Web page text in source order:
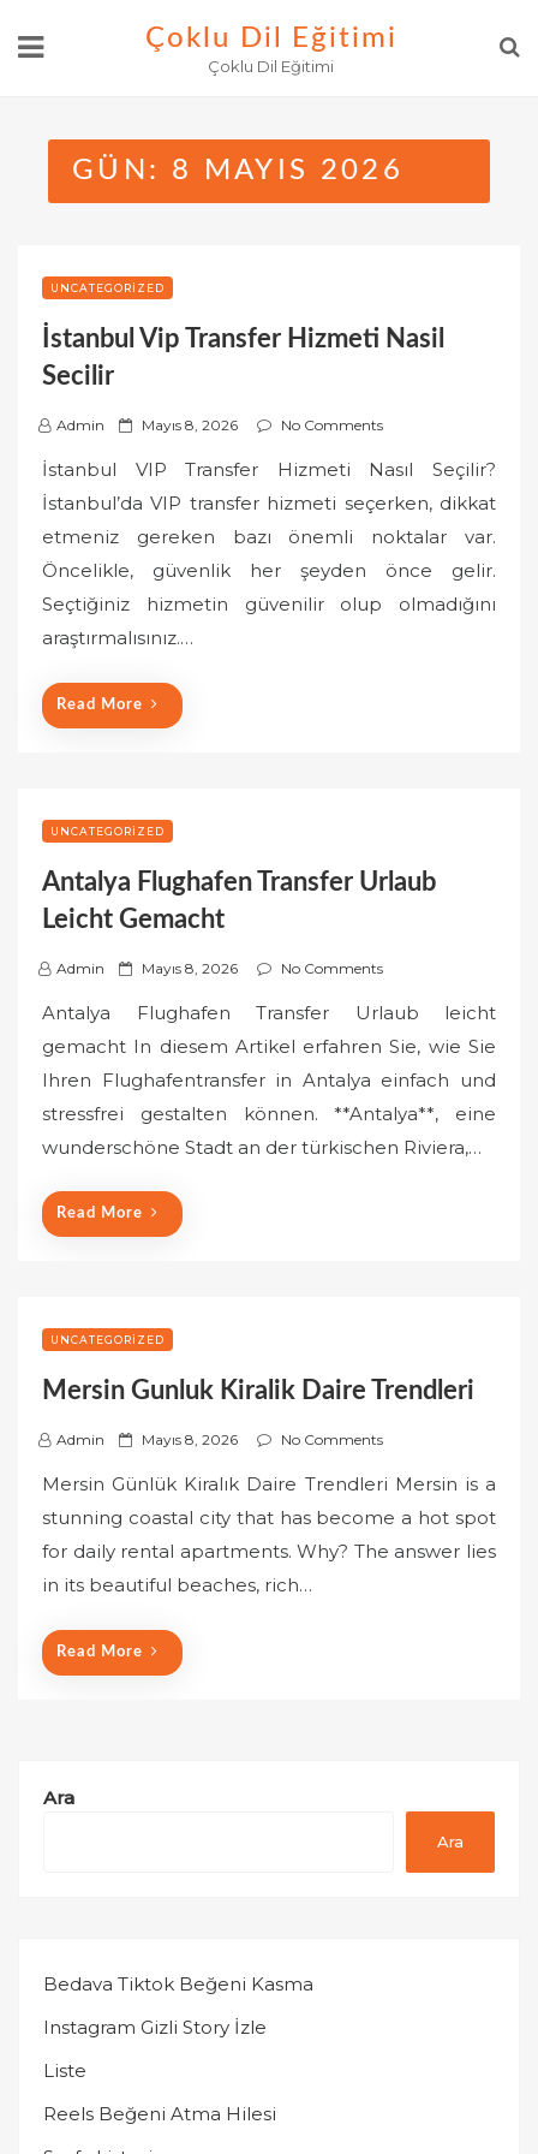
Çoklu Dil Eğitimi
Çoklu Dil Eğitimi
GÜN: 8 MAYIS 2026
UNCATEGORIZED
İstanbul Vip Transfer Hizmeti Nasil
Secilir
Admin
P
t
Mayıs 8, 2026 No Comments
İstanbul VIP Transfer Hizmeti Nasıl Seçilir?
İstanbul’da VIP transfer hizmeti seçerken, dikkat
etmeniz gereken bazı önemli noktalar var.
Öncelikle, güvenlik her şeyden önce gelir.
Seçtiğiniz hizmetin güvenilir olup olmadığını
araştırmalısınız.…
Read More
UNCATEGORIZED
Antalya Flughafen Transfer Urlaub
Leicht Gemacht
Admin
P
t
e
o
Mayıs 8, 2026 No Comments
Antalya Flughafen Transfer Urlaub leicht
gemacht In diesem Artikel erfahren Sie, wie Sie
Ihren Flughafentransfer in Antalya einfach und
stressfrei gestalten können. **Antalya**, eine
wunderschöne Stadt an der türkischen Riviera,…
Read More
UNCATEGORIZED
Mersin Gunluk Kiralik Daire Trendleri
Admin
P
s
t
e
d
Mayıs 8, 2026 No Comments
Mersin Günlük Kiralık Daire Trendleri Mersin is a
stunning coastal city that has become a hot spot
for daily rental apartments. Why? The answer lies
in its beautiful beaches, rich…
Read More
Ara
Ara
Bedava Tiktok Beğeni Kasma
Instagram Gizli Story İzle
Liste
Reels Beğeni Atma Hilesi